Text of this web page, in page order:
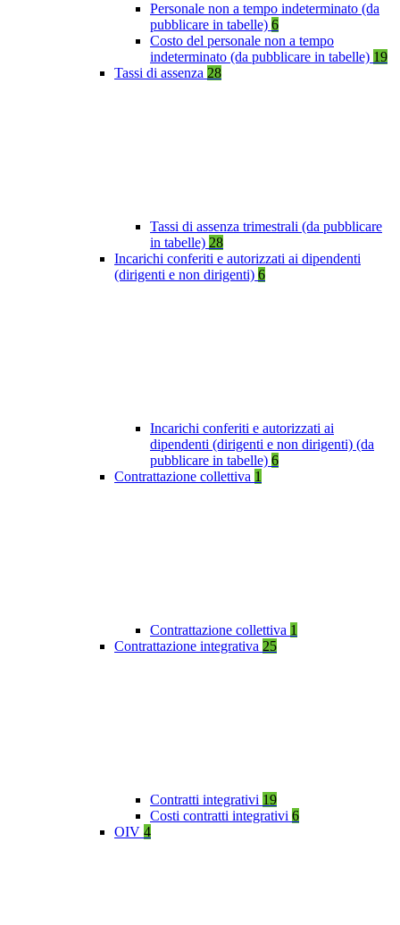
Personale non a tempo indeterminato (da
pubblicare in tabelle) 6
Costo del personale non a tempo
indeterminato (da pubblicare in tabelle) 19
Tassi di assenza 28
Tassi di assenza trimestrali (da pubblicare
in tabelle) 28
Incarichi conferiti e autorizzati ai dipendenti
(dirigenti e non dirigenti) 6
Incarichi conferiti e autorizzati ai
dipendenti (dirigenti e non dirigenti) (da
pubblicare in tabelle) 6
Contrattazione collettiva 1
Contrattazione collettiva 1
Contrattazione integrativa 25
Contratti integrativi 19
Costi contratti integrativi 6
OIV 4